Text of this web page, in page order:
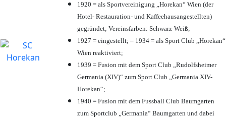
1920 = als Sportvereinigung „Horekan“ Wien (der
Hotel- Restauration- und Kaffeehausangestellten)
gegründet; Vereinsfarben: Schwarz-Weiß;
1927 = eingestellt; – 1934 = als Sport Club „Horekan“
Wien reaktiviert;
1939 = Fusion mit dem Sport Club „Rudolfsheimer
Germania (XIV)“ zum Sport Club „Germania XIV-
Horekan“;
1940 = Fusion mit dem Fussball Club Baumgarten
zum Sportclub „Germania“ Baumgarten und dabei